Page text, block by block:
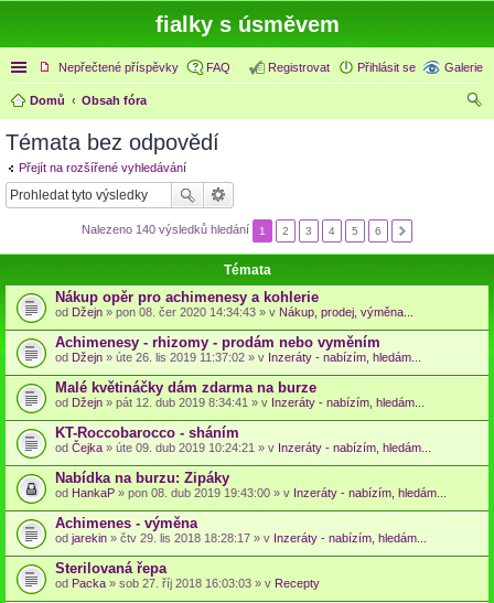
fialky s úsměvem
Rychlé odkazy
Nepřečtené příspěvky Galerie
FAQ Přihlásit se
Registrovat
Domů
Obsah fóra
Témata bez odpovědí
Přejít na rozšířené vyhledávání
Nalezeno 140 výsledků hledání 1 2 3 4 5 6
Témata
Nákup opěr pro achimenesy a kohlerie
od Džejn » pon 08. čer 2020 14:34:43 » v Nákup, prodej, výměna...
Achimenesy - rhizomy - prodám nebo vyměním
od Džejn » úte 26. lis 2019 11:37:02 » v Inzeráty - nabízím, hledám...
Malé květináčky dám zdarma na burze
od Džejn » pát 12. dub 2019 8:34:41 » v Inzeráty - nabízím, hledám...
KT-Roccobarocco - sháním
od Čejka » úte 09. dub 2019 10:24:21 » v Inzeráty - nabízím, hledám...
Nabídka na burzu: Zipáky
od HankaP » pon 08. dub 2019 19:43:00 » v Inzeráty - nabízím, hledám...
Achimenes - výměna
od jarekin » čtv 29. lis 2018 18:28:17 » v Inzeráty - nabízím, hledám...
Sterilovaná řepa
od Packa » sob 27. říj 2018 16:03:03 » v Recepty